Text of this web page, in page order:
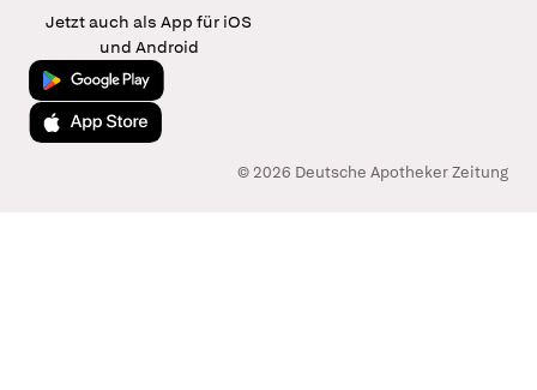
Jetzt auch als App für iOS
und Android
Jetzt bei Google Play
Laden im App Store
© 2026 Deutsche Apotheker Zeitung